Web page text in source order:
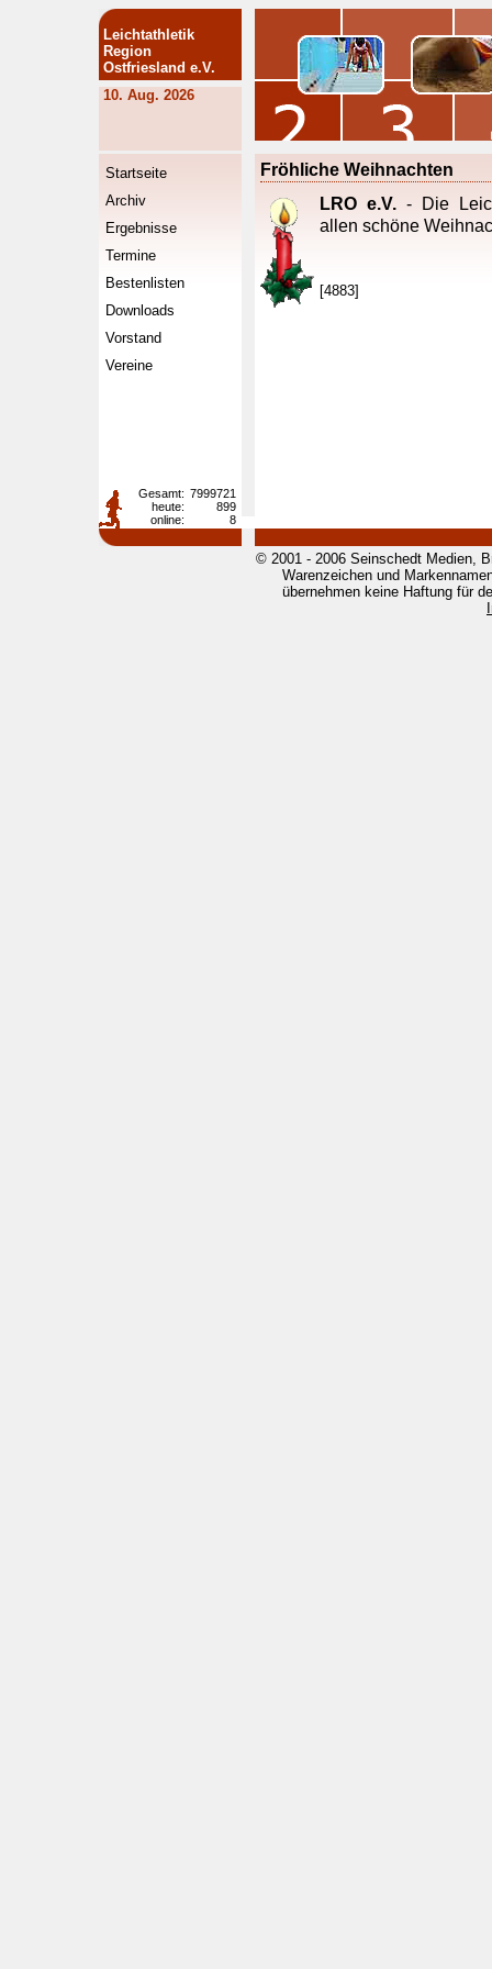
Leichtathletik
Region
Ostfriesland e.V.
10. Aug. 2026
Startseite
Archiv
Ergebnisse
Termine
Bestenlisten
Downloads
Vorstand
Vereine
Fröhliche Weihnachten
LRO e.V. - Die
allen schöne
[4883]
Gesamt: 7999721
heute:
899
online:
8
© 2001 - 2006 Seinschedt Medien,
Warenzeichen und
übernehmen keine Haftung für